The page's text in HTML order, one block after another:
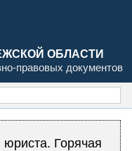
ОБЛАСТИ
правовых документов
юриста. Горячая